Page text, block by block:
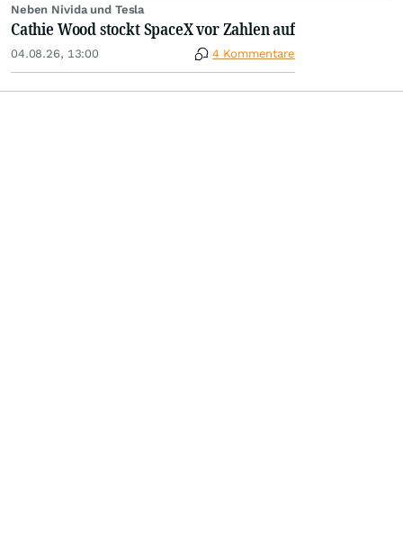
Neben Nivida und Tesla
Cathie Wood stockt SpaceX vor Zahlen auf
04.08.26, 13:00 4 Kommentare